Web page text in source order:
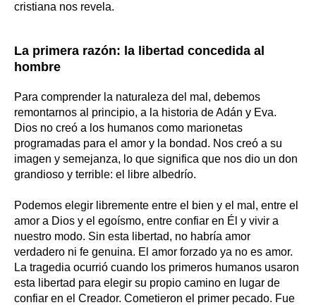
cristiana nos revela.
La primera razón: la libertad concedida al
hombre
Para comprender la naturaleza del mal, debemos
remontarnos al principio, a la historia de Adán y Eva.
Dios no creó a los humanos como marionetas
programadas para el amor y la bondad. Nos creó a su
imagen y semejanza, lo que significa que nos dio un don
grandioso y terrible: el libre albedrío.
Podemos elegir libremente entre el bien y el mal, entre el
amor a Dios y el egoísmo, entre confiar en Él y vivir a
nuestro modo. Sin esta libertad, no habría amor
verdadero ni fe genuina. El amor forzado ya no es amor.
La tragedia ocurrió cuando los primeros humanos usaron
esta libertad para elegir su propio camino en lugar de
confiar en el Creador. Cometieron el primer pecado. Fue